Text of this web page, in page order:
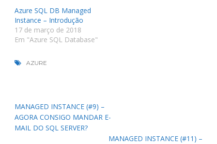
Azure SQL DB Managed
Instance – Introdução
17 de março de 2018
Em "Azure SQL Database"
AZURE
Navegação
de
Post
MANAGED INSTANCE (#9) –
AGORA CONSIGO MANDAR E-
MAIL DO SQL SERVER?
MANAGED INSTANCE (#11) –